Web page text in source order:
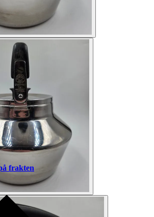
frakten